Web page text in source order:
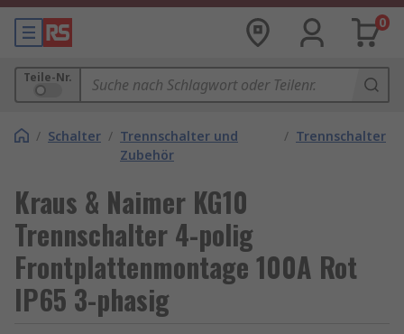
0
Teile-Nr.
/ Schalter / Trennschalter und
Zubehör
/ Trennschalter
Kraus & Naimer KG10
Trennschalter 4-polig
Frontplattenmontage 100A Rot
IP65 3-phasig